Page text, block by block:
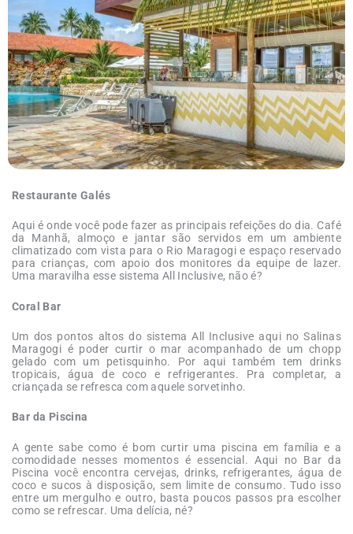
Restaurante Galés
Aqui é onde você pode fazer as principais refeições do dia. Café
da Manhã, almoço e jantar são servidos em um ambiente
climatizado com vista para o Rio Maragogi e espaço reservado
para crianças, com apoio dos monitores da equipe de lazer.
Uma maravilha esse sistema All Inclusive, não é?
Coral Bar
Um dos pontos altos do sistema All Inclusive aqui no Salinas
Maragogi é poder curtir o mar acompanhado de um chopp
gelado com um petisquinho. Por aqui também tem drinks
tropicais, água de coco e refrigerantes. Pra completar, a
criançada se refresca com aquele sorvetinho.
Bar da Piscina
A gente sabe como é bom curtir uma piscina em família e a
comodidade nesses momentos é essencial. Aqui no Bar da
Piscina você encontra cervejas, drinks, refrigerantes, água de
coco e sucos à disposição, sem limite de consumo. Tudo isso
entre um mergulho e outro, basta poucos passos pra escolher
como se refrescar. Uma delícia, né?